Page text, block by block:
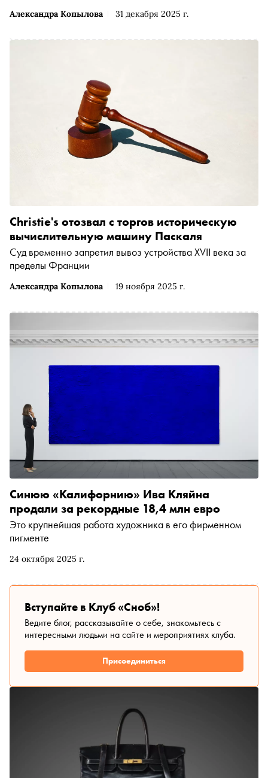
Александра Копылова 31 декабря 2025 г.
Александра Копылова 19 ноября 2025 г.
Christie's отозвал с торгов историческую
вычислительную машину Паскаля
Суд временно запретил вывоз устройства XVII века за
пределы Франции
24 октября 2025 г.
Синюю «Калифорнию» Ива Кляйна
продали за рекордные 18,4 млн евро
Это крупнейшая работа художника в его фирменном
пигменте
Вступайте в Клуб «Сноб»!
Ведите блог, рассказывайте о себе, знакомьтесь с
интересными людьми на сайте и мероприятиях клуба.
Присоединиться